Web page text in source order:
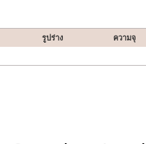
รูปร่าง ความจุ